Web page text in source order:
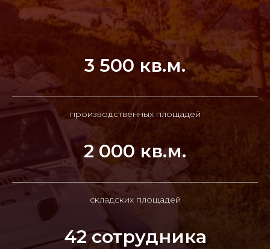
3 500 кв.м.
производственных площадей
2 000 кв.м.
складских площадей
42 сотрудника